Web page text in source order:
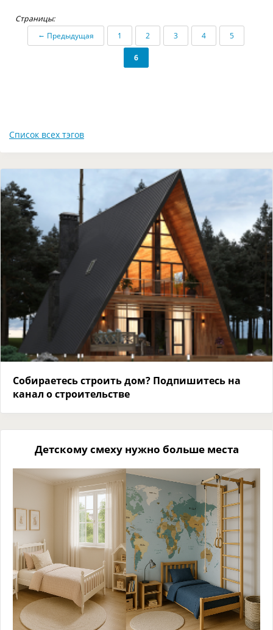
Страницы:
← Предыдущая 1 2 3 4 5
6
Список всех тэгов
Собираетесь строить дом? Подпишитесь на
канал о строительстве
Детскому смеху нужно больше места